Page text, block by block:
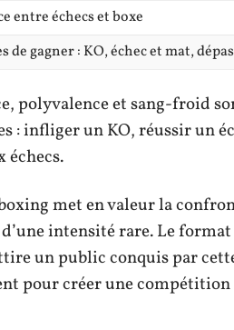
entre échecs et boxe
de gagner : KO, échec et mat,
polyvalence et sang-froid
: infliger un KO, réussir un
échecs.
met en valeur la
intensité rare. Le
un public conquis par
pour créer une compétition